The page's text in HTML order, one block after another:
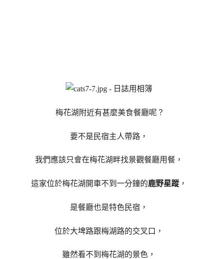
梅花湖附近有甚麼美食餐廳呢？
要不是民宿主人帶路，
我們應該只會在梅花湖畔找景觀餐廳用餐，
這家位於梅花湖開車不到一分鐘的鹿野星蹤 ，
是餐廳也是特色民宿，
位於大埤路跟梅湖路的交叉口，
雖然看不到梅花湖的景色，